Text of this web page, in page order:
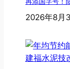
2026年8月